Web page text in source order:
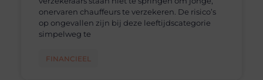
onervaren chauffeurs te verzekeren. De risico’s
op ongevallen zijn bij deze leeftijdscategorie
simpelweg te
FINANCIEEL